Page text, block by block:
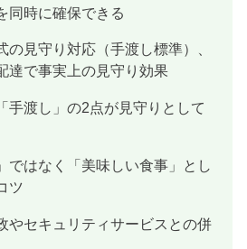
同時に確保できる
の見守り対応（手渡し標準）、
達で事実上の見守り効果
手渡し」の2点が見守りとして
ではなく「美味しい食事」とし
ツ
やセキュリティサービスとの併